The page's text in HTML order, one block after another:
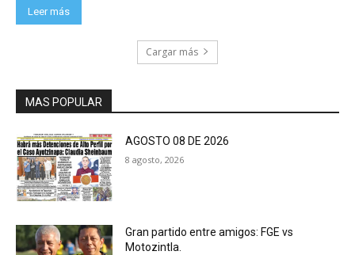
Leer más
Cargar más
MAS POPULAR
AGOSTO 08 DE 2026
8 agosto, 2026
Gran partido entre amigos: FGE vs
Motozintla.